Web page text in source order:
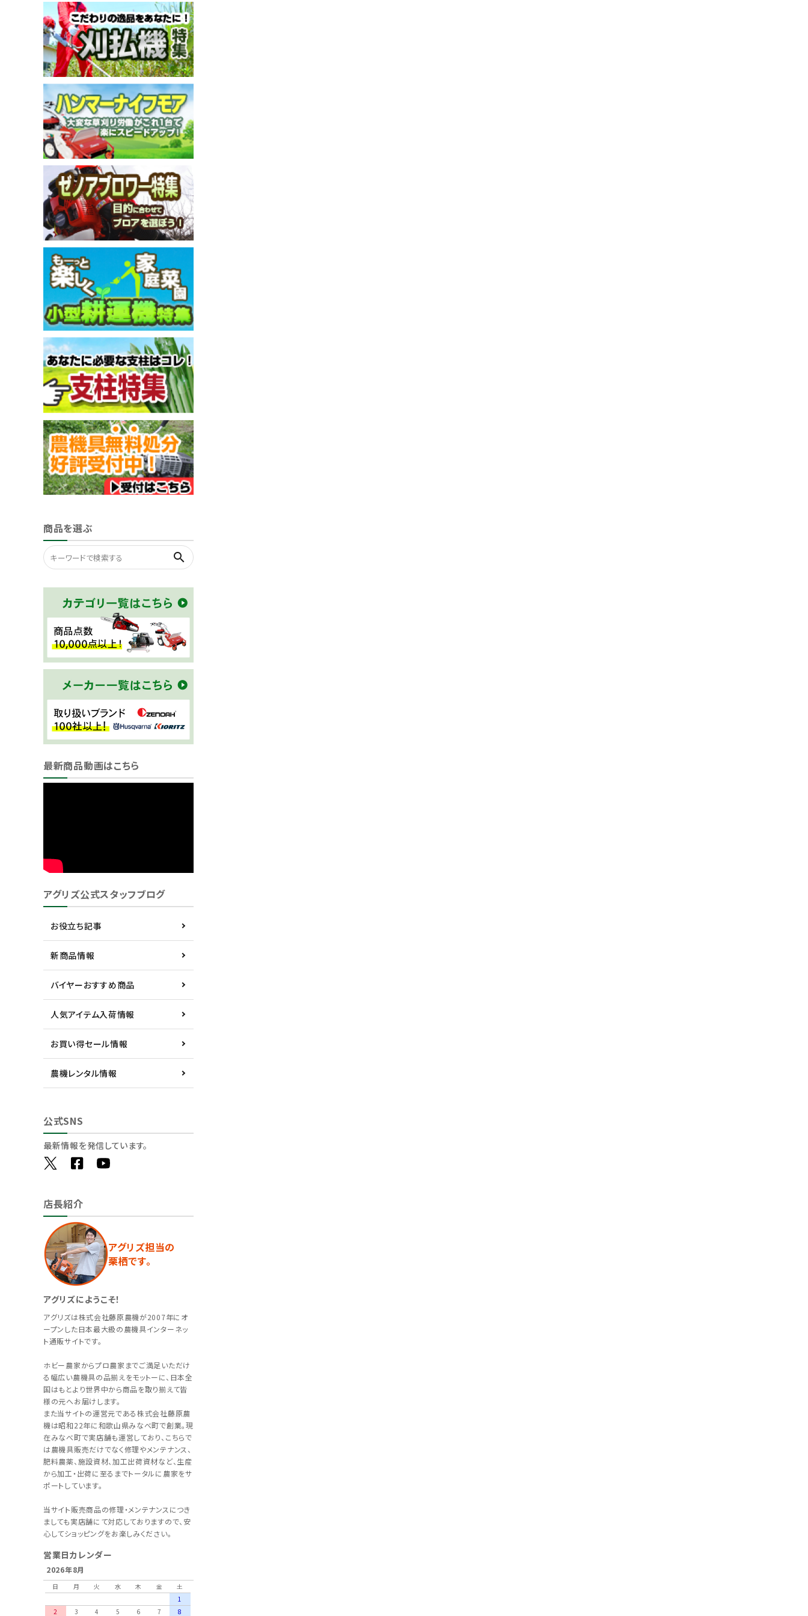
メールでのお問い合わせ
info@agriz.net
FAXでのご注文
0739-72-453224時間受付
商品を選ぶ
search
最新商品動画はこちら
アグリズ公式スタッフブログ
お役立ち記事
新商品情報
バイヤーおすすめ商品
人気アイテム入荷情報
お買い得セール情報
農機レンタル情報
公式SNS
最新情報を発信しています。
店長紹介
アグリズ担当の
栗栖です。
アグリズにようこそ！
アグリズは株式会社藤原農機が2007年にオ
ープンした日本最大級の農機具インターネッ
ト通販サイトです。
ホビー農家からプロ農家までご満足いただけ
る幅広い農機具の品揃えをモットーに、日本全
国はもとより世界中から商品を取り揃えて皆
様の元へお届けします。
また当サイトの運営元である株式会社藤原農
機は昭和22年に和歌山県みなべ町で創業。現
在みなべ町で実店舗も運営しており、こちらで
は農機具販売だけでなく修理やメンテナンス、
肥料農薬、施設資材、加工出荷資材など、生産
から加工・出荷に至るまでトータルに農家をサ
ポートしています。
当サイト販売商品の修理・メンテナンスにつき
ましても実店舗にて対応しておりますので、安
心してショッピングをお楽しみください。
営業日カレンダー
2026年8月
日 月 火 水 木 金
土
1
2
3 4 5 6 7 8